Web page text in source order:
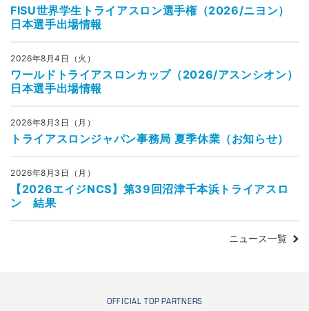
FISU世界学生トライアスロン選手権（2026/ニヨン）
日本選手出場情報
2026年8月4日（火）
ワールドトライアスロンカップ（2026/アスンシオン）
日本選手出場情報
2026年8月3日（月）
トライアスロンジャパン事務局 夏季休業（お知らせ）
2026年8月3日（月）
【2026エイジNCS】第39回沼津千本浜トライアスロ
ン 結果
ニュース一覧
OFFICIAL TOP PARTNERS